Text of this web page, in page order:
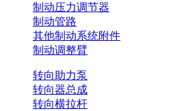
制动压力调节器
制动管路
其他制动系统附件
制动调整臂
转向助力泵
转向器总成
转向横拉杆